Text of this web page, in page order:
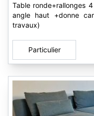
Table ronde+rallonges
angle haut +donne
travaux)
Particulier